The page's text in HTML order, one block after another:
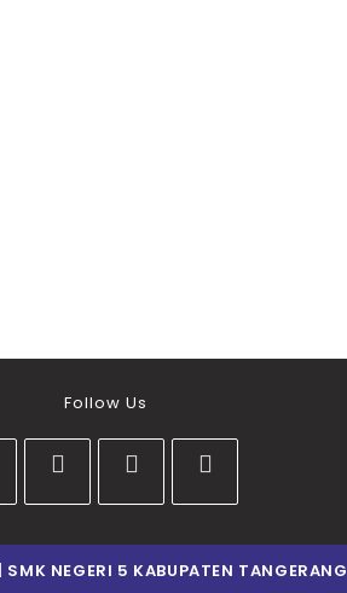
Follow Us
NEGERI 5 KABUPATEN TANGERANG